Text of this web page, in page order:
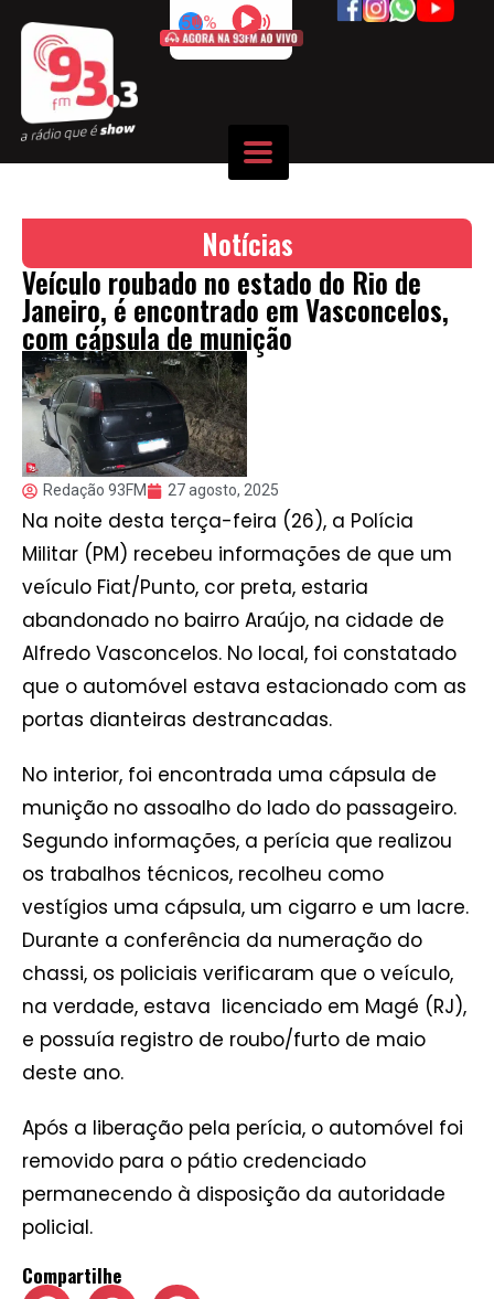
50%
Notícias
Veículo roubado no estado do Rio de
Janeiro, é encontrado em Vasconcelos,
com cápsula de munição
Redação 93FM 27 agosto, 2025
Na noite desta terça-feira (26), a Polícia
Militar (PM) recebeu informações de que um
veículo Fiat/Punto, cor preta, estaria
abandonado no bairro Araújo, na cidade de
Alfredo Vasconcelos. No local, foi constatado
que o automóvel estava estacionado com as
portas dianteiras destrancadas.
No interior, foi encontrada uma cápsula de
munição no assoalho do lado do passageiro.
Segundo informações, a perícia que realizou
os trabalhos técnicos, recolheu como
vestígios uma cápsula, um cigarro e um lacre.
Durante a conferência da numeração do
chassi, os policiais verificaram que o veículo,
na verdade, estava licenciado em Magé (RJ),
e possuía registro de roubo/furto de maio
deste ano.
Após a liberação pela perícia, o automóvel foi
removido para o pátio credenciado
permanecendo à disposição da autoridade
policial.
Compartilhe